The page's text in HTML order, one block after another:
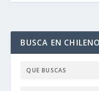
BUSCA EN